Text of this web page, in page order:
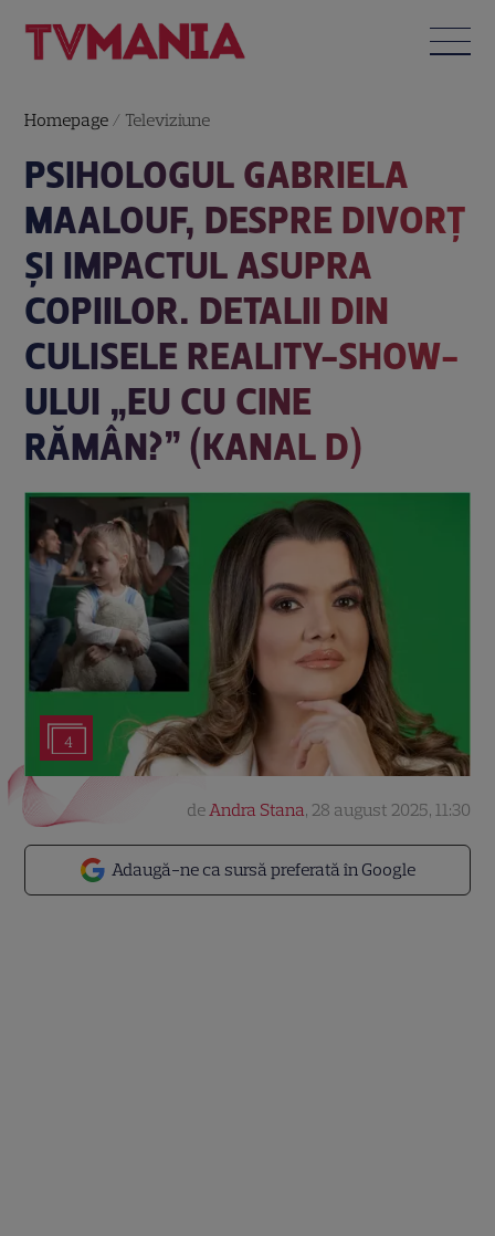
Homepage / Televiziune
PSIHOLOGUL GABRIELA
MAALOUF, DESPRE DIVORȚ
ȘI IMPACTUL ASUPRA
COPIILOR. DETALII DIN
CULISELE REALITY-SHOW-
ULUI „EU CU CINE
RĂMÂN?” (KANAL D)
4
Adaugă-ne ca sursă preferată în Google
deAndra Stana, 28 august 2025, 11:30